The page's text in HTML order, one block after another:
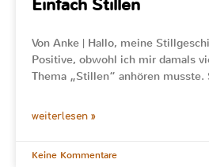
Einfach Stillen
Von Anke | Hallo, meine
Positive, obwohl ich mir damals
Thema „Stillen“ anhören musste.
weiterlesen »
Keine Kommentare